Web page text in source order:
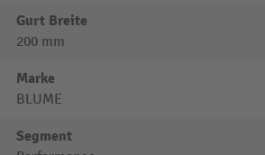
Gurt Breite
200 mm
Marke
BLUME
Segment